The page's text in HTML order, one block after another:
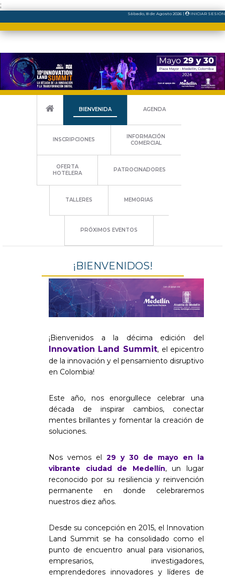
;
Sábado, 8 de Agosto 2026 | INICIAR SESIÓN
BIENVENIDA AGENDA
INSCRIPCIONES
INFORMACIÓN
COMERCIAL
OFERTA
HOTELERA
PATROCINADORES
TALLERES MEMORIAS
PRÓXIMOS EVENTOS
¡BIENVENIDOS!
¡Bienvenidos a la décima edición del
Innovation Land Summit, el epicentro
de la innovación y el pensamiento disruptivo
en Colombia!
Este año, nos enorgullece celebrar una
década de inspirar cambios, conectar
mentes brillantes y fomentar la creación de
soluciones.
Nos vemos el 29 y 30 de mayo en la
vibrante ciudad de Medellín, un lugar
reconocido por su resiliencia y reinvención
permanente en donde celebraremos
nuestros diez años.
Desde su concepción en 2015, el Innovation
Land Summit se ha consolidado como el
punto de encuentro anual para visionarios,
empresarios, investigadores,
emprendedores innovadores y líderes de